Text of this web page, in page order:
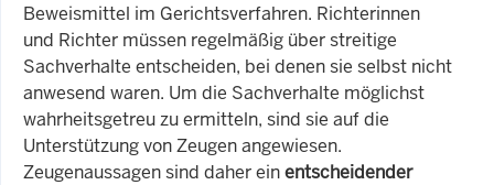
Beweismittel im Gerichtsverfahren. Richterinnen
und Richter müssen regelmäßig über streitige
Sachverhalte entscheiden, bei denen sie selbst nicht
anwesend waren. Um die Sachverhalte möglichst
wahrheitsgetreu zu ermitteln, sind sie auf die
Unterstützung von Zeugen angewiesen.
Zeugenaussagen sind daher einentscheidender